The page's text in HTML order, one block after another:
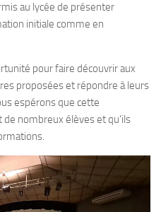
au lycée de présenter
initiale comme en
pour faire découvrir aux
proposées et répondre à leurs
espérons que cette
nombreux élèves et qu’ils